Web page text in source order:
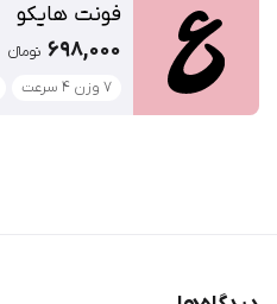
فونت هایکو
698,000 تومان‫ء‬‫
۷ وزن ۴ سرعت